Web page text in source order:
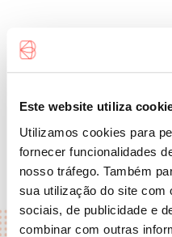
Este website utiliza
Utilizamos cookies para
fornecer funcionalidades
nosso tráfego. Também
sua utilização do site com
sociais, de publicidade e
combinar com outras